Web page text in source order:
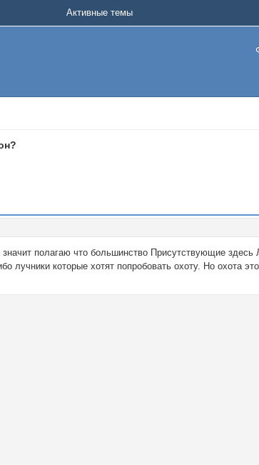
Активные темы
полагаю что большинство Присутствующие здесь
лучники которые хотят попробовать охоту. Но охота